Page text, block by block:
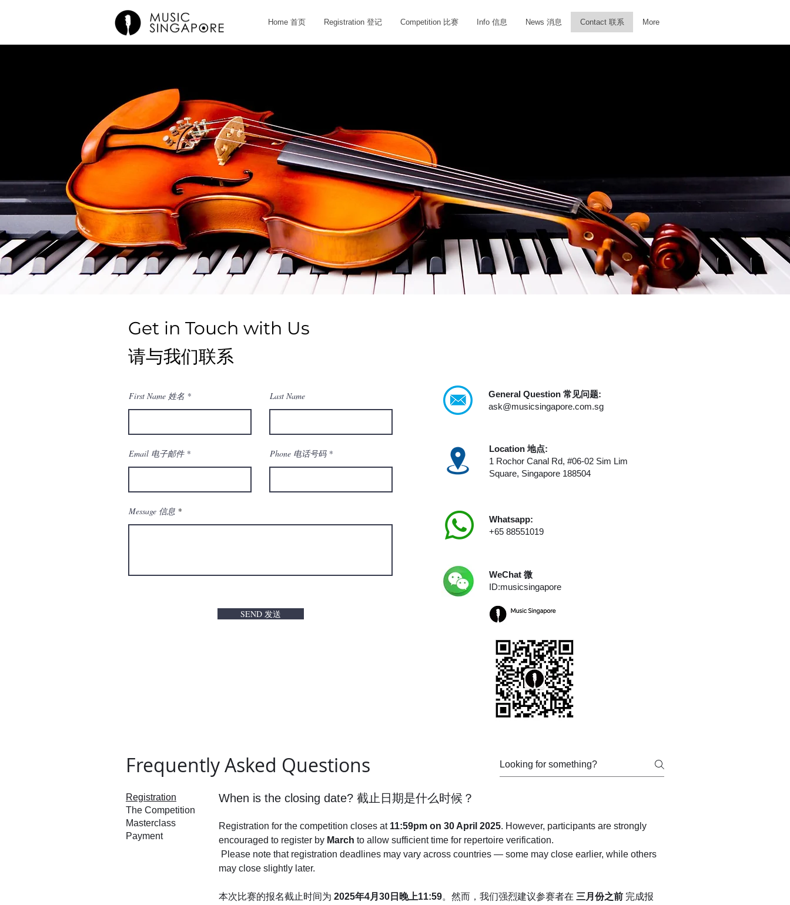
Home 首页 Registration 登记 Competition 比赛 Info 信息 News 消息 Contact 联系 More
General Question 常见问题:
ask@musicsingapore.com.sg
Location 地点:
1 Rochor Canal Rd, #06-02 Sim Lim
Square, Singapore 188504
Whatsapp:
+65 88551019
WeChat 微
ID:musicsingapore
Get in Touch with Us
请与我们联系
First Name 姓名 Last Name
Email 电子邮件 Phone 电话号码
Message 信息
SEND 发送
Frequently Asked Questions
Registration
The Competition
Masterclass
Payment
When is the closing date? 截止日期是什么时候？
Registration for the competition closes at 11:59pm on 30 April 2025. However, participants are strongly
encouraged to register by March to allow sufficient time for repertoire verification.
may close slightly later.
本次比赛的报名截止时间为 2025年4月30日晚上11:59。然而，我们强烈建议参赛者在 三月份之前 完成报